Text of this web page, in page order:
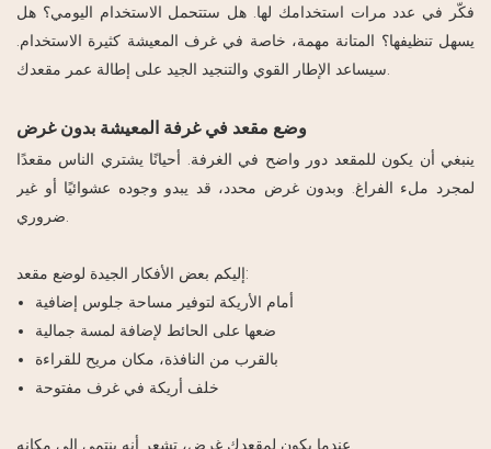
فكّر في عدد مرات استخدامك لها. هل ستتحمل الاستخدام اليومي؟ هل
يسهل تنظيفها؟ المتانة مهمة، خاصة في غرف المعيشة كثيرة الاستخدام.
وضع مقعد في غرفة المعيشة بدون غرض
ينبغي أن يكون للمقعد دور واضح في الغرفة. أحيانًا يشتري الناس مقعدًا
لمجرد ملء الفراغ. وبدون غرض محدد، قد يبدو وجوده عشوائيًا أو غير
إليكم بعض الأفكار الجيدة لوضع مقعد:
أمام الأريكة لتوفير مساحة جلوس إضافية
ضعها على الحائط لإضافة لمسة جمالية
بالقرب من النافذة، مكان مريح للقراءة
خلف أريكة في غرف مفتوحة